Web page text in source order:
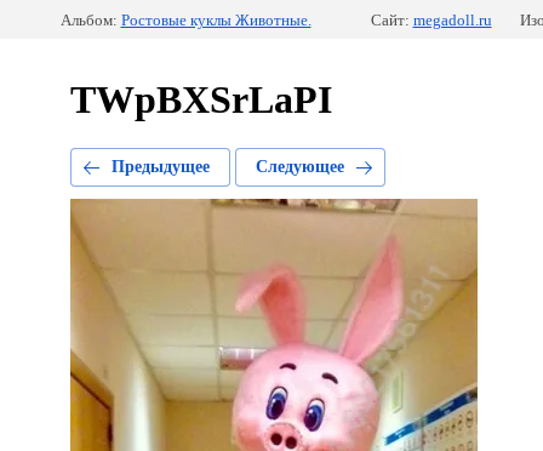
Альбом: Ростовые куклы Животные. Сайт: megadoll.ru
TWpBXSrLaPI
Предыдущее Следующее